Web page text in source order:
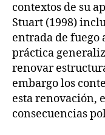
contextos de su
Stuart (1998)
entrada de fuego
práctica
renovar
embargo los
esta renovación,
consecuencias